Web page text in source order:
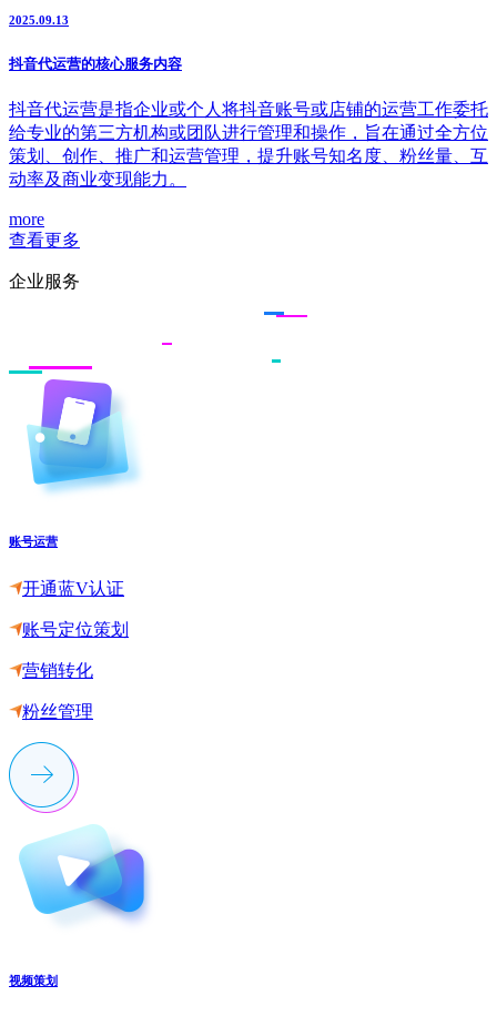
2025.09.13
抖音代运营的核心服务内容
抖音代运营是指企业或个人将抖音账号或店铺的运营工作委托
给专业的第三方机构或团队进行管理和操作，旨在通过全方位
策划、创作、推广和运营管理，提升账号知名度、粉丝量、互
动率及商业变现能力。
more
查看更多
企业服务
账号运营
开通蓝V认证
账号定位策划
营销转化
粉丝管理
视频策划